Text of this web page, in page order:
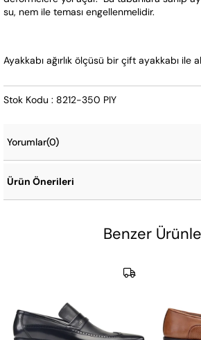
su, nem ile teması engellenmelidir.
Ayakkabı ağırlık ölçüsü bir çift ayakkabı ile
Stok Kodu : 8212-350 PIY
Yorumlar(0)
Ürün Önerileri
Benzer